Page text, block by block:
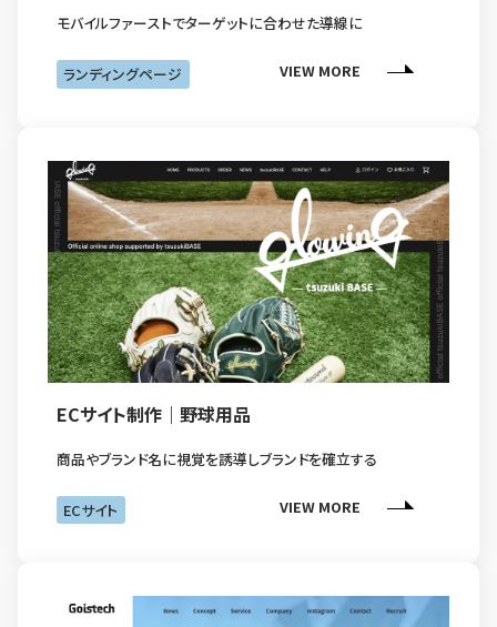
モバイルファーストでターゲットに合わせた導線に
ランディングページ VIEW MORE
ECサイト制作｜野球用品
商品やブランド名に視覚を誘導しブランドを確立する
ECサイト VIEW MORE